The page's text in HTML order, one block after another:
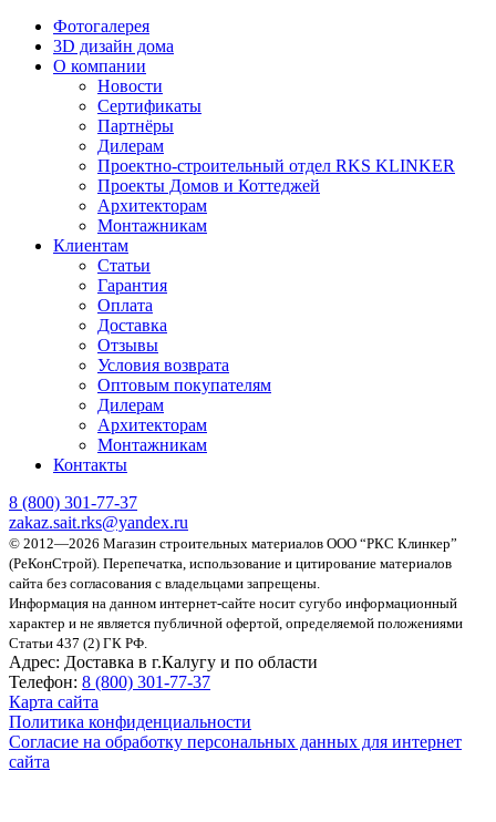
Фотогалерея
3D дизайн дома
О компании
Новости
Сертификаты
Партнёры
Дилерам
Проектно-строительный отдел RKS KLINKER
Проекты Домов и Коттеджей
Архитекторам
Монтажникам
Клиентам
Статьи
Гарантия
Оплата
Доставка
Отзывы
Условия возврата
Оптовым покупателям
Дилерам
Архитекторам
Монтажникам
Контакты
8 (800) 301-77-37
zakaz.sait.rks@yandex.ru
© 2012—2026 Магазин строительных материалов ООО “РКС Клинкер”
(РеКонСтрой). Перепечатка, использование и цитирование материалов
сайта без согласования с владельцами запрещены.
Информация на данном интернет-сайте носит сугубо информационный
характер и не является публичной офертой, определяемой положениями
Статьи 437 (2) ГК РФ.
Адрес: Доставка в г.Калугу и по области
Телефон: 8 (800) 301-77-37
Карта сайта
Политика конфиденциальности
Согласие на обработку персональных данных для интернет
сайта